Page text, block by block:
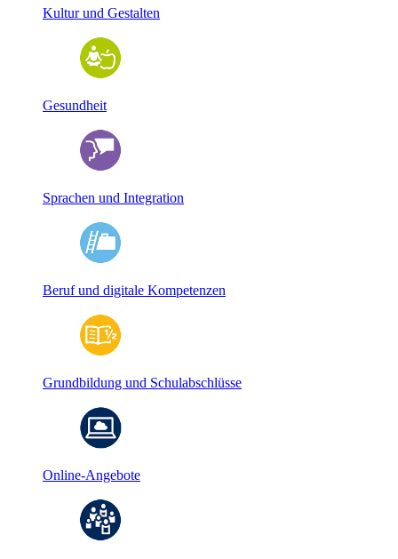
Kultur und Gestalten
Gesundheit
Sprachen und Integration
Beruf und digitale Kompetenzen
Grundbildung und Schulabschlüsse
Online-Angebote